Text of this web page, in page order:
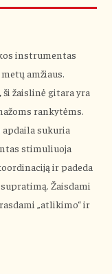
instrumentas
amžiaus.
žaislinė gitara yra
rankytėms.
sukuria
stimuliuoja
ir padeda
Žaisdami
„atlikimo“ ir